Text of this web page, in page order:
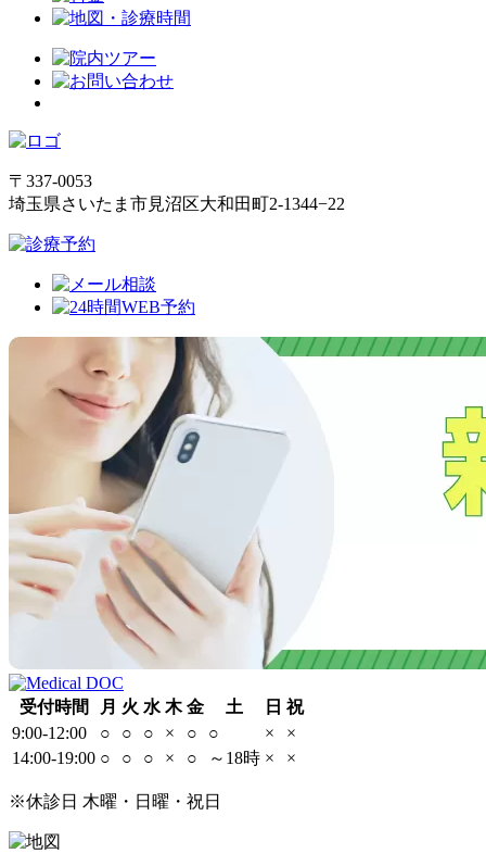
〒337-0053
埼玉県さいたま市見沼区大和田町2-1344−22
受付時間 月 火 水 木 金 土 日 祝
9:00-12:00
○ ○ ○ × ○ ○ ×
×
14:00-19:00 ○ ○ ○ × ○ ～18時 × ×
※休診日 木曜・日曜・祝日